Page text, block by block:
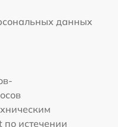
данных
истечении